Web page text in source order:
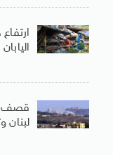
اليابان إلى
قصف
لبنان